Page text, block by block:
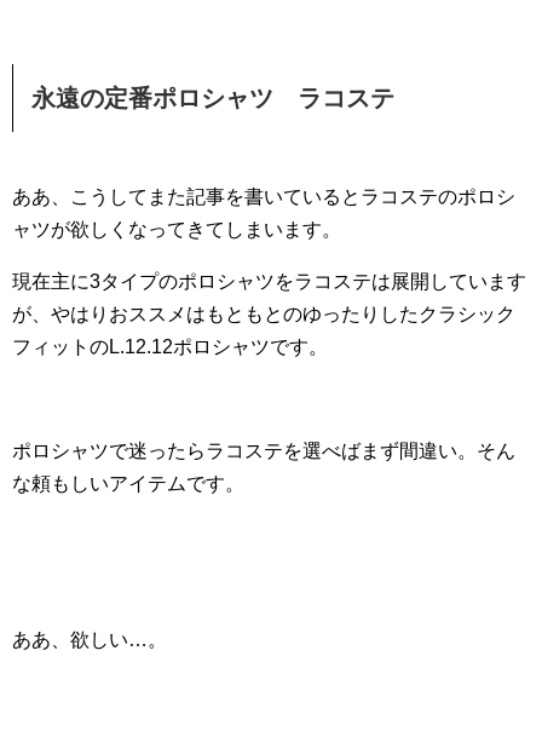
永遠の定番ポロシャツ ラコステ
ああ、こうしてまた記事を書いているとラコステのポロシ
ャツが欲しくなってきてしまいます。
現在主に3タイプのポロシャツをラコステは展開しています
が、やはりおススメはもともとのゆったりしたクラシック
フィットのL.12.12ポロシャツです。
ポロシャツで迷ったらラコステを選べばまず間違い。そん
な頼もしいアイテムです。
ああ、欲しい…。